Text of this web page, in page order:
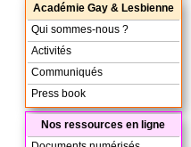
Académie Gay & Lesbienne
Qui sommes-nous ?
Activités
Communiqués
Press book
Nos ressources en ligne